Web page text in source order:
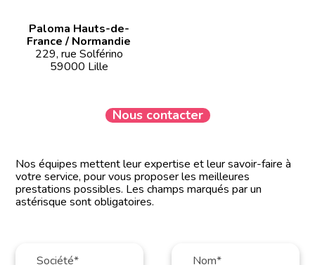
Paloma Hauts-de-
France / Normandie
229, rue Solférino
59000 Lille
Nous contacter
Nos équipes mettent leur expertise et leur savoir-faire à
votre service, pour vous proposer les meilleures
prestations possibles. Les champs marqués par un
astérisque sont obligatoires.